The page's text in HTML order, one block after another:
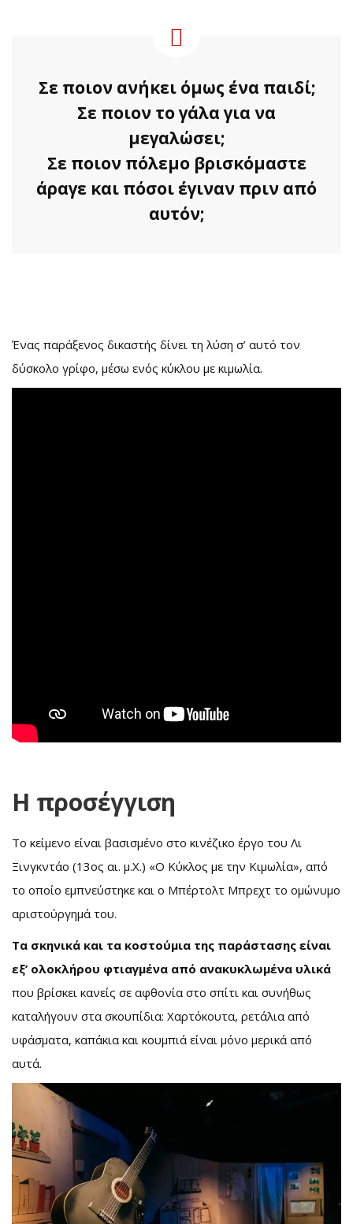
Σε ποιον ανήκει όμως ένα παιδί;
Σε ποιον το γάλα για να
μεγαλώσει;
Σε ποιον πόλεμο βρισκόμαστε
άραγε και πόσοι έγιναν πριν από
αυτόν;
Ένας παράξενος δικαστής δίνει τη λύση σ’ αυτό τον
δύσκολο γρίφο, μέσω ενός κύκλου με κιμωλία.
Η προσέγγιση
Το κείμενο είναι βασισμένο στο κινέζικο έργο του Λι
Ξινγκντάο (13ος αι. μ.Χ.) «Ο Κύκλος με την Κιμωλία», από
το οποίο εμπνεύστηκε και ο Μπέρτολτ Μπρεχτ το ομώνυμο
αριστούργημά του.
Τα σκηνικά και τα κοστούμια της παράστασης είναι
εξ’ ολοκλήρου φτιαγμένα από ανακυκλωμένα υλικά
που βρίσκει κανείς σε αφθονία στο σπίτι και συνήθως
καταλήγουν στα σκουπίδια: Χαρτόκουτα, ρετάλια από
υφάσματα, καπάκια και κουμπιά είναι μόνο μερικά από
αυτά.